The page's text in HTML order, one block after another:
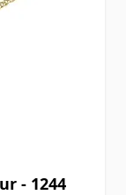
- 1244